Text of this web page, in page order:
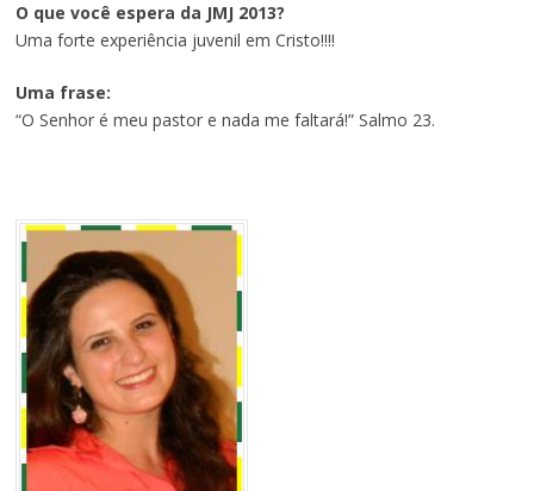
O que você espera da JMJ 2013?
Uma forte experiência juvenil em Cristo!!!!
Uma frase:
“O Senhor é meu pastor e nada me faltará!” Salmo 23.